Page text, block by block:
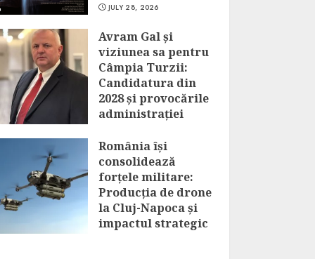
JULY 28, 2026
Avram Gal și
viziunea sa pentru
Câmpia Turzii:
Candidatura din
2028 și provocările
administrației
JULY 28, 2026
România își
consolidează
forțele militare:
Producția de drone
la Cluj-Napoca și
impactul strategic